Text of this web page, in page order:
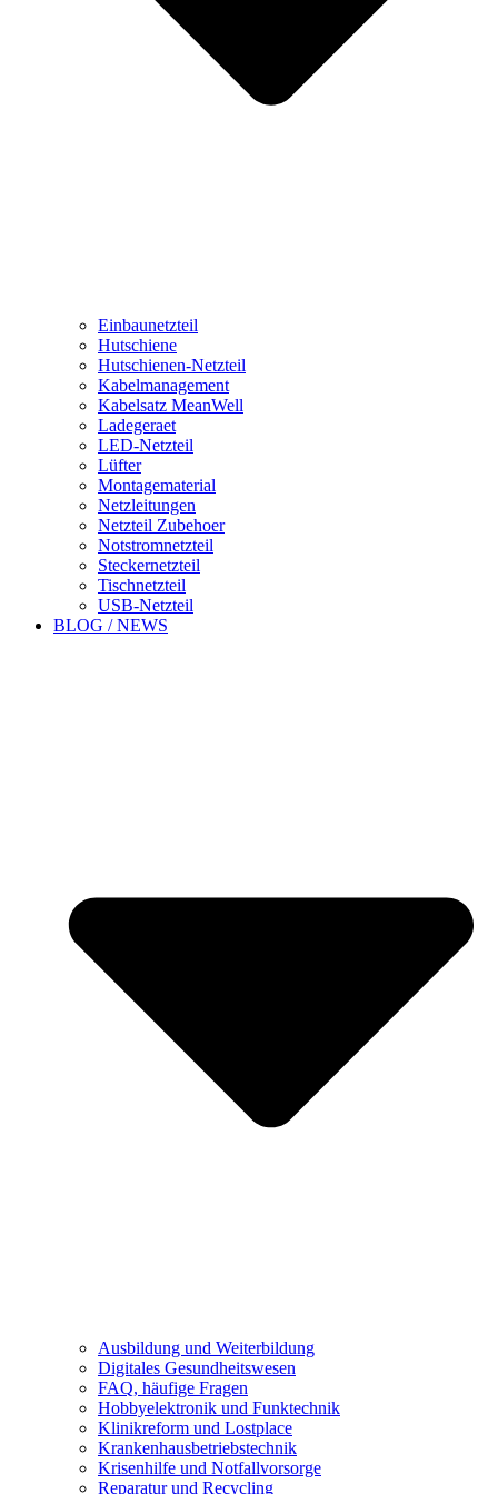
Einbaunetzteil
Hutschiene
Hutschienen-Netzteil
Kabelmanagement
Kabelsatz MeanWell
Ladegeraet
LED-Netzteil
Lüfter
Montagematerial
Netzleitungen
Netzteil Zubehoer
Notstromnetzteil
Steckernetzteil
Tischnetzteil
USB-Netzteil
BLOG / NEWS
Ausbildung und Weiterbildung
Digitales Gesundheitswesen
FAQ, häufige Fragen
Hobbyelektronik und Funktechnik
Klinikreform und Lostplace
Krankenhausbetriebstechnik
Krisenhilfe und Notfallvorsorge
Reparatur und Recycling